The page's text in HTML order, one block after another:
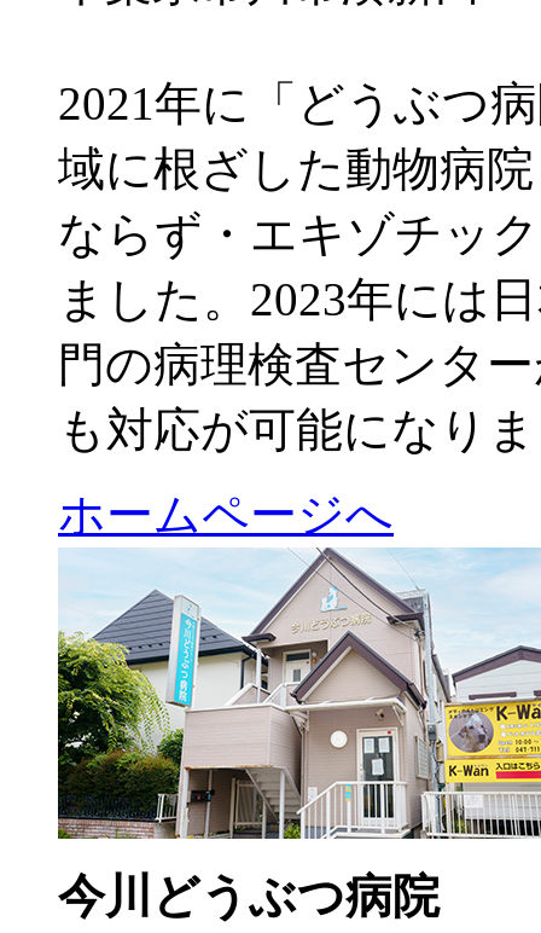
2021年に「どうぶつ
域に根ざした動物病
ならず・エキゾチッ
ました。2023年には
門の病理検査センタ
も対応が可能になり
ホームページへ
今川どうぶつ病院